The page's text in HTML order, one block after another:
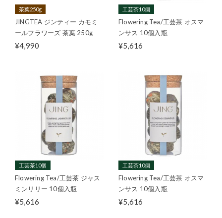
茶葉250g
JINGTEA ジンティー カモミ
ールフラワーズ 茶葉 250g
¥4,990
工芸茶10個
Flowering Tea/工芸茶 オスマ
ンサス 10個入瓶
¥5,616
工芸茶10個
Flowering Tea/工芸茶 ジャス
ミンリリー 10個入瓶
¥5,616
工芸茶10個
Flowering Tea/工芸茶 オスマ
ンサス 10個入瓶
¥5,616